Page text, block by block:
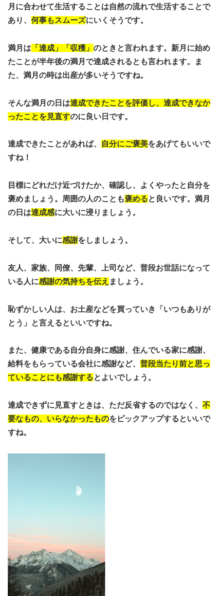
月に合わせて生活することは自然の流れで生活することで
あり、 何事もスムーズにいくそうです。
満月は 「達成」「収穫」 のときと言われます。新月に始め
たことが半年後の満月で達成されるとも言われます。
ま
た、満月の時は出産が多いそうですね。
そんな満月の日は達成できたことを評価し、達成できなか
ったことを見直すのに良い日です。
達成できたことがあれば、 自分にご褒美をあげてもいいで
すね！
目標にどれだけ近づけたか、確認し、よくやったと自分を
褒めましょう。
周囲の人のことも褒めると良いです。 満月
の日は達成感に大いに浸りましょう。
そして、大いに感謝をしましょう。
友人、家族、同僚、先輩、上司など、普段お世話になって
いる人に感謝の気持ちを伝え ましょう。
恥ずかしい人は、お土産などを買っていき「いつもありが
とう」と言えるといいですね。
また、健康である自分自身に感謝、住んでいる家に感謝、
給料をもらっている会社に感謝など、 普段当たり前と思っ
ていることにも感謝するとよいでしょう。
達成できずに見直すときは、ただ反省するのではなく、 不
要なもの、いらなかったものをピックアップするといいで
すね。